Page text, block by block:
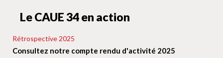
Le CAUE 34 en action
Rétrospective 2025
Consultez notre compte rendu d'activité 2025